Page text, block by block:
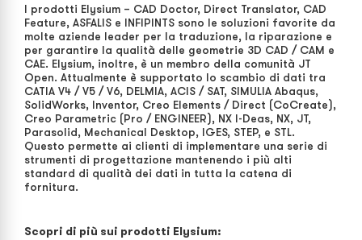
I prodotti Elysium – CAD Doctor, Direct Translator, CAD
Feature, ASFALIS e INFIPINTS sono le soluzioni favorite da
molte aziende leader per la traduzione, la riparazione e
per garantire la qualità delle geometrie 3D CAD / CAM e
CAE. Elysium, inoltre, è un membro della comunità JT
Open. Attualmente è supportato lo scambio di dati tra
CATIA V4 / V5 / V6, DELMIA, ACIS / SAT, SIMULIA Abaqus,
SolidWorks, Inventor, Creo Elements / Direct (CoCreate),
Creo Parametric (Pro / ENGINEER), NX I-Deas, NX, JT,
Parasolid, Mechanical Desktop, IGES, STEP, e STL.
Questo permette ai clienti di implementare una serie di
strumenti di progettazione mantenendo i più alti
standard di qualità dei dati in tutta la catena di
fornitura.
Scopri di più sui prodotti Elysium: